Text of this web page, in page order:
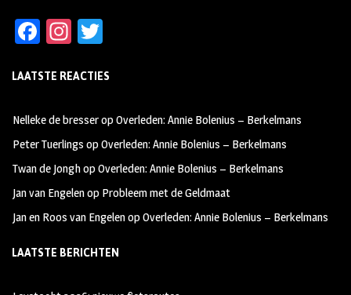
Fa
b
oo
k
In
ag
m
tt
LAATSTE REACTIES
Nelleke de bresseropOverleden: Annie Bolenius – Berkelmans
Peter Tuerlings opOverleden: Annie Bolenius – Berkelmans
Twan de JonghopOverleden: Annie Bolenius – Berkelmans
Jan van Engelenop Probleem met de Geldmaat
Jan en Roos van EngelenopOverleden: Annie Bolenius – Berkelmans
LAATSTE BERICHTEN